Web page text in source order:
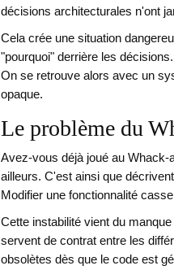
décisions architecturales n'ont
Cela crée une situation
"pourquoi" derrière les
On se retrouve alors avec un
opaque.
Le problème du
Avez-vous déjà joué au
ailleurs. C'est ainsi que
Modifier une fonctionnalité
Cette instabilité vient du
servent de contrat entre les
obsolètes dès que le code est